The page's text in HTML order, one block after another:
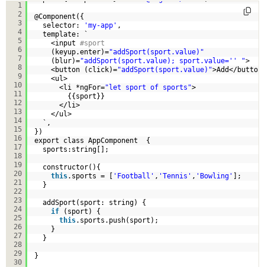
1
2
3
4
5
6
7
8
9
10
11
12
13
14
15
16
17
18
19
20
21
22
23
24
25
26
27
28
29
30
@Component({
selector:
'my-app' ,
template: `
<input #sport
(keyup.enter)="addSport(sport.value)"
(blur)="addSport(sport.value); sport.value='' ">
<button (click)="addSport(sport.value)">Add</
<ul>
<li *ngFor="let sport of sports">
{{sport}}
</li>
</ul>
`,
})
export class AppComponent  {
sports:string[];
constructor(){
this.sports = [ 'Football' , 'Tennis' , 'Bowling' ];
}
addSport(sport: string) {
if
(sport) {
this.sports.push(sport);
}
}
}